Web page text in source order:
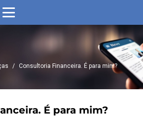
/ Consultoria Financeira. É para mim?
É para mim?